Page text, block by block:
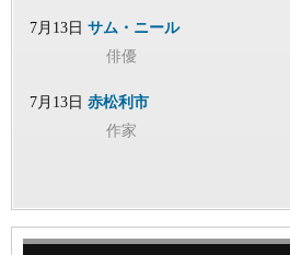
7月13日 サム・ニール
俳優
7月13日 赤松利市
作家